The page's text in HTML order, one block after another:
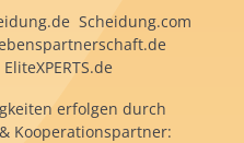
Scheidung.com
erfolgen durch
Kooperationspartner: